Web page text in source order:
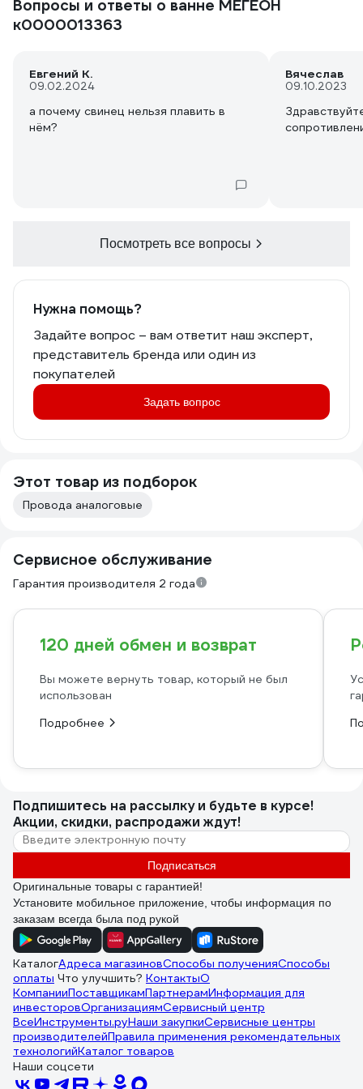
Вопросы и ответы о ванне МЕГЕОН
к0000013363
Евгений К.
09.02.2024
а почему свинец нельзя плавить в
нём?
Вячеслав
09.10.2023
Посмотреть все вопросы
Нужна помощь?
Задайте вопрос – вам ответит наш эксперт,
представитель бренда или один из
покупателей
Задать вопрос
Этот товар из подборок
Провода аналоговые
Сервисное обслуживание
Гарантия производителя 2 года
120 дней обмен и возврат
Вы можете вернуть товар, который не был
использован
Подробнее
Подпишитесь на рассылкуи будьте в курсе!
Акции, скидки, распродажи ждут!
Подписаться
Оригинальные товары с гарантией!
Установите мобильное приложение, чтобы информация по
заказам всегда была под рукой
КаталогАдреса магазиновСпособы полученияСпособы
оплаты Что улучшить? КонтактыО
КомпанииПоставщикамПартнерамИнформация для
инвесторовОрганизациямСервисный центр
ВсеИнструменты.руНаши закупкиСервисные центры
производителейПравила применения рекомендательных
технологийКаталог товаров
Наши соцсети